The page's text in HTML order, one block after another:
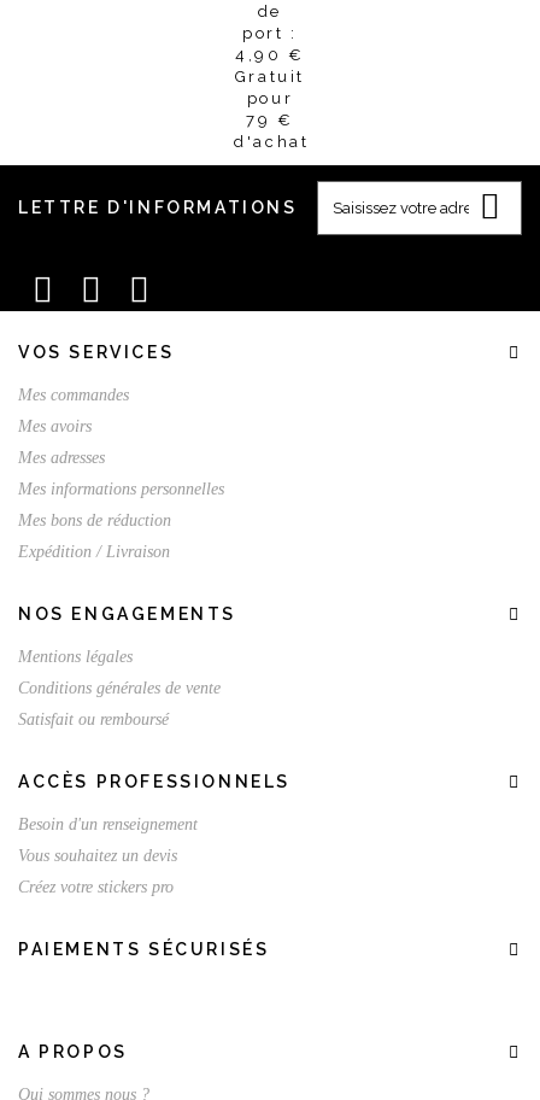
de
port :
4,90 €
Gratuit
pour
79 €
d'achat
LETTRE D'INFORMATIONS
VOS SERVICES
Mes commandes
Mes avoirs
Mes adresses
Mes informations personnelles
Mes bons de réduction
Expédition / Livraison
NOS ENGAGEMENTS
Mentions légales
Conditions générales de vente
Satisfait ou remboursé
ACCÈS PROFESSIONNELS
Besoin d'un renseignement
Vous souhaitez un devis
Créez votre stickers pro
PAIEMENTS SÉCURISÉS
A PROPOS
Qui sommes nous ?